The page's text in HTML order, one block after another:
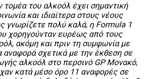
τομέα του αλκοόλ έχει σημαντική
και ιδιαίτερα στους νέους
πολύ καλά, η Formula 1
χορηγούνταν ευρέως από τους
ακόμη και πριν τη συμφωνία με
αναφορά σχετικά με την έκθεση σε
αλκοόλ στο περσινό GP Μονακό,
κατά μέσο όρο 11 αναφορές σε